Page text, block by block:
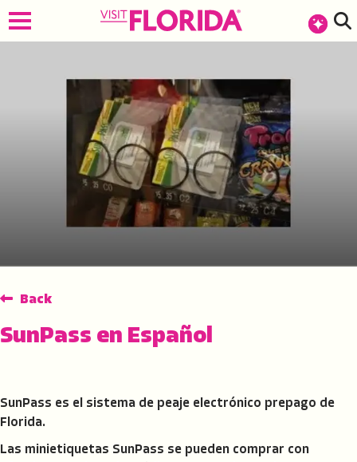
Back
SunPass en Español
SunPass es el sistema de peaje electrónico prepago de
Florida.
Las minietiquetas SunPass se pueden comprar con